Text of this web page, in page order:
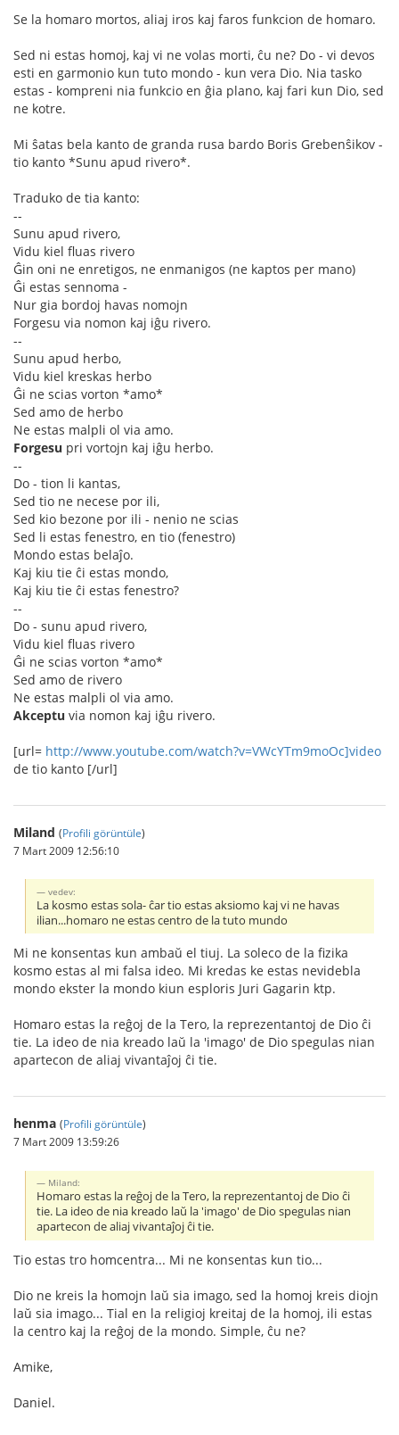
Se la homaro mortos, aliaj iros kaj faros funkcion de homaro.
Sed ni estas homoj, kaj vi ne volas morti, ĉu ne? Do - vi devos
esti en garmonio kun tuto mondo - kun vera Dio. Nia tasko
estas - kompreni nia funkcio en ĝia plano, kaj fari kun Dio, sed
ne kotre.
Mi ŝatas bela kanto de granda rusa bardo Boris Grebenŝikov -
tio kanto *Sunu apud rivero*.
Traduko de tia kanto:
--
Sunu apud rivero,
Vidu kiel fluas rivero
Ĝin oni ne enretigos, ne enmanigos (ne kaptos per mano)
Ĝi estas sennoma -
Nur gia bordoj havas nomojn
Forgesu via nomon kaj iĝu rivero.
--
Sunu apud herbo,
Vidu kiel kreskas herbo
Ĝi ne scias vorton *amo*
Sed amo de herbo
Ne estas malpli ol via amo.
Forgesu pri vortojn kaj iĝu herbo.
--
Do - tion li kantas,
Sed tio ne necese por ili,
Sed kio bezone por ili - nenio ne scias
Sed li estas fenestro, en tio (fenestro)
Mondo estas belaĵo.
Kaj kiu tie ĉi estas mondo,
Kaj kiu tie ĉi estas fenestro?
--
Do - sunu apud rivero,
Vidu kiel fluas rivero
Ĝi ne scias vorton *amo*
Sed amo de rivero
Ne estas malpli ol via amo.
Akceptu via nomon kaj iĝu rivero.
[url= http://www.youtube.com/watch?v=VWcYTm9moOc]video
de tio kanto [/url]
Miland (Profili görüntüle)
7 Mart 2009 12:56:10
vedev:
La kosmo estas sola- ĉar tio estas aksiomo kaj vi ne havas
ilian...homaro ne estas centro de la tuto mundo
Mi ne konsentas kun ambaŭ el tiuj. La soleco de la fizika
kosmo estas al mi falsa ideo. Mi kredas ke estas nevidebla
mondo ekster la mondo kiun esploris Juri Gagarin ktp.
Homaro estas la reĝoj de la Tero, la reprezentantoj de Dio ĉi
tie. La ideo de nia kreado laŭ la 'imago' de Dio spegulas nian
apartecon de aliaj vivantaĵoj ĉi tie.
henma (Profili görüntüle)
7 Mart 2009 13:59:26
Miland:
Homaro estas la reĝoj de la Tero, la reprezentantoj de Dio ĉi
tie. La ideo de nia kreado laŭ la 'imago' de Dio spegulas nian
apartecon de aliaj vivantaĵoj ĉi tie.
Tio estas tro homcentra... Mi ne konsentas kun tio...
Dio ne kreis la homojn laŭ sia imago, sed la homoj kreis diojn
laŭ sia imago... Tial en la religioj kreitaj de la homoj, ili estas
la centro kaj la reĝoj de la mondo. Simple, ĉu ne?
Amike,
Daniel.